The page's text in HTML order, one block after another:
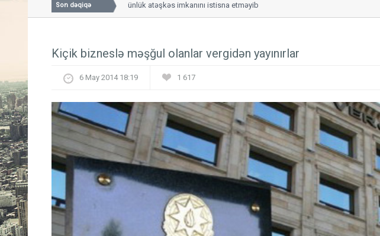
Son dəqiqə
Bessent İranla 60 günlük atəşkəs imkanını istisna etməyib
Kiçik bizneslə məşğul olanlar vergidən yayınırlar
6 May 2014 18:19 1 617